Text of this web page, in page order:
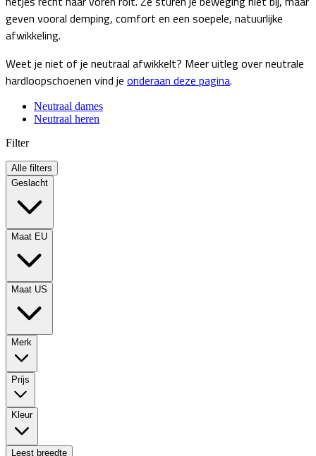
geven vooral demping, comfort en een soepele, natuurlijke
afwikkeling.
Weet je niet of je neutraal afwikkelt? Meer uitleg over neutrale
hardloopschoenen vind je onderaan deze pagina.
Neutraal dames
Neutraal heren
Filter
Alle filters
Geslacht
Maat EU
Maat US
Merk
Prijs
Kleur
Leest breedte